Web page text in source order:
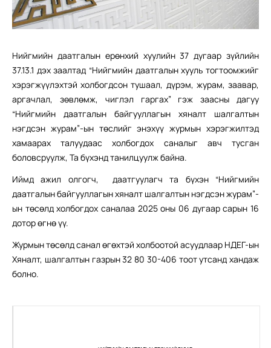
Нийгмийн даатгалын ерөнхий хуулийн 37 дугаар зүйлийн
37.13.1 дэх заалтад “Нийгмийн даатгалын хууль тогтоомжийг
хэрэгжүүлэхтэй холбогдсон тушаал, дүрэм, журам, заавар,
аргачлал, зөвлөмж, чиглэл гаргах” гэж заасны дагуу
“Нийгмийн даатгалын байгууллагын хяналт шалгалтын
нэгдсэн журам”-ын төслийг энэхүү журмын хэрэгжилтэд
хамаарах талуудаас холбогдох саналыг авч тусган
боловсруулж, Та бүхэнд танилцуулж байна.
Иймд ажил олгогч, даатгуулагч та бүхэн “Нийгмийн
даатгалын байгууллагын хяналт шалгалтын нэгдсэн журам”-
ын төсөлд холбогдох саналаа 2025 оны 06 дугаар сарын 16
дотор өгнө үү.
Журмын төсөлд санал өгөхтэй холбоотой асуудлаар НДЕГ-ын
Хяналт, шалгалтын газрын 32 80 30-406 тоот утсанд хандаж
болно.